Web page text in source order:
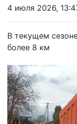
4 июля 2026,
В текущем
более 8 км